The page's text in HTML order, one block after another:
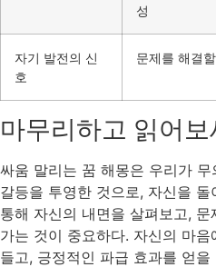
성
자기 발전의 신
호
문제를 해결
마무리하고 읽어보
싸움 말리는 꿈 해몽은 우리가
갈등을 투영한 것으로, 자신을
통해 자신의 내면을 살펴보고,
가는 것이 중요하다. 자신의 마
들고, 긍정적인 파급 효과를 얻을